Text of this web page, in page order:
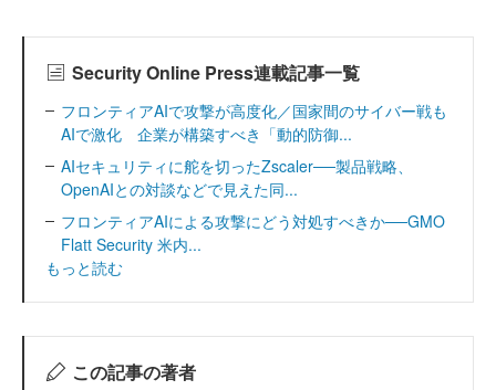
Security Online Press連載記事一覧
フロンティアAIで攻撃が高度化／国家間のサイバー戦も
AIで激化 企業が構築すべき「動的防御...
AIセキュリティに舵を切ったZscaler──製品戦略、
OpenAIとの対談などで見えた同...
フロンティアAIによる攻撃にどう対処すべきか──GMO
Flatt Security 米内...
もっと読む
この記事の著者